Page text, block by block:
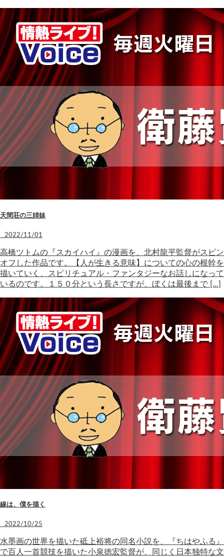
天間荘の三姉妹
2022/11/01
高橋ツトムの『スカイハイ』の漫画を、北村龍平監督がスピン
オフした作品です。【人が生きる意味】についての心の根幹を
描いていく、スピリチュアル・ファンタジーなお話しになって
いるのです。１５０分という長さですが、ぼくは最後まで […]
線は、僕を描く
2022/10/25
水墨画の世界を描いた砥上裕将の同名小説を、『ちはやふる』
で百人一首競技を描いた小泉徳宏監督が、同じく日本独特な文